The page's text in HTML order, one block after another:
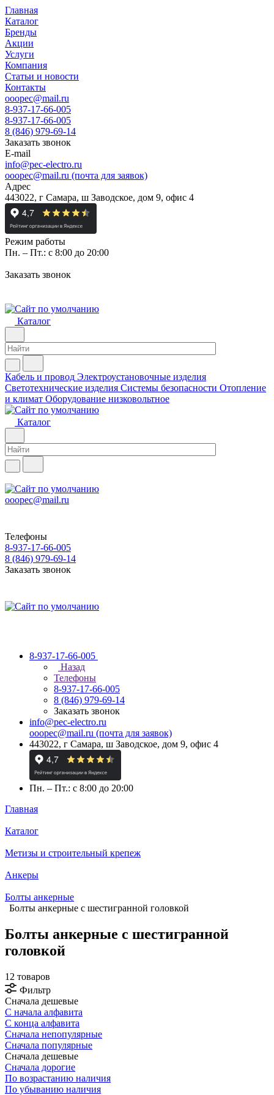
Главная
Каталог
Бренды
Акции
Услуги
Компания
Статьи и новости
Контакты
ooopec@mail.ru
8-937-17-66-005
8-937-17-66-005
8 (846) 979-69-14
Заказать звонок
E-mail
info@pec-electro.ru
ooopec@mail.ru (почта для заявок)
Адрес
443022, г Самара, ш Заводское, дом 9, офис 4
Режим работы
Пн. – Пт.: с 8:00 до 20:00
Заказать звонок
Каталог
Кабель и провод Электроустановочные изделия
Светотехнические изделия Системы безопасности Отопление
и климат Оборудование низковольтное
Каталог
ooopec@mail.ru
Телефоны
8-937-17-66-005
8 (846) 979-69-14
Заказать звонок
8-937-17-66-005
Назад
Телефоны
8-937-17-66-005
8 (846) 979-69-14
Заказать звонок
info@pec-electro.ru
ooopec@mail.ru (почта для заявок)
443022, г Самара, ш Заводское, дом 9, офис 4
Пн. – Пт.: с 8:00 до 20:00
Главная
Каталог
Метизы и строительный крепеж
Анкеры
Болты анкерные
Болты анкерные с шестигранной головкой
Болты анкерные с шестигранной
головкой
12 товаров
Фильтр
Сначала дешевые
С начала алфавита
С конца алфавита
Сначала непопулярные
Сначала популярные
Сначала дешевые
Сначала дорогие
По возрастанию наличия
По убыванию наличия